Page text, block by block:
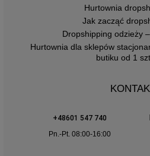
Hurtownia
Jak zacząć
Dropshipping odzieży
Hurtownia dla sklepów
butiku od 1
+48601 547 740
Pn.-Pt. 08:00-16:00